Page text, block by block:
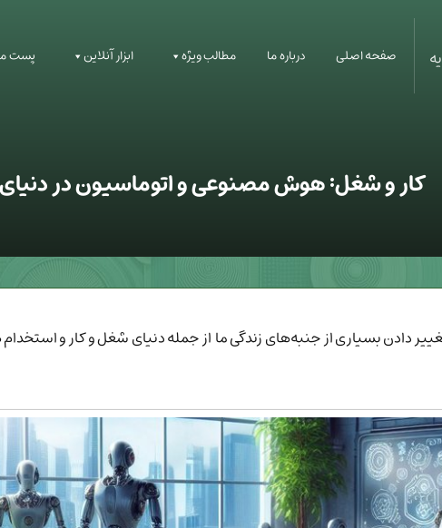
صفحه اصلی درباره ما مطالب ویژه ابزار آنلاین پست
کار و شغل: هوش مصنوعی و اتوماسیون در دنیای
دادن بسیاری از جنبه‌های زندگی ما از جمله دنیای شغل و کار و